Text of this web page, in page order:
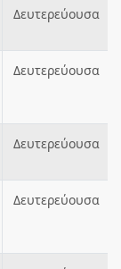
Δευτερεύουσα
Δευτερεύουσα
Δευτερεύουσα
Δευτερεύουσα